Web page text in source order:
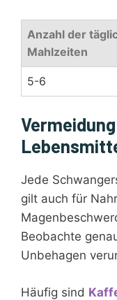
Anzahl der
Mahlzeiten
5-6
Jede
gilt auch für
Beobachte
Unbehagen
Häufig sind